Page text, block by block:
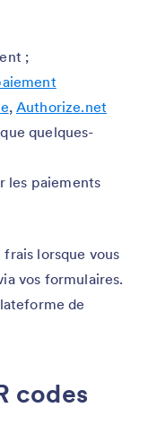
;
, Authorize.net
quelques-
les paiements
lorsque vous
vos formulaires.
de
codes